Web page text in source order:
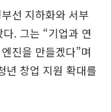
선 지하화와 서부
. 그는 “기업과 연
진을 만들겠다”며
년 창업 지원 확대를